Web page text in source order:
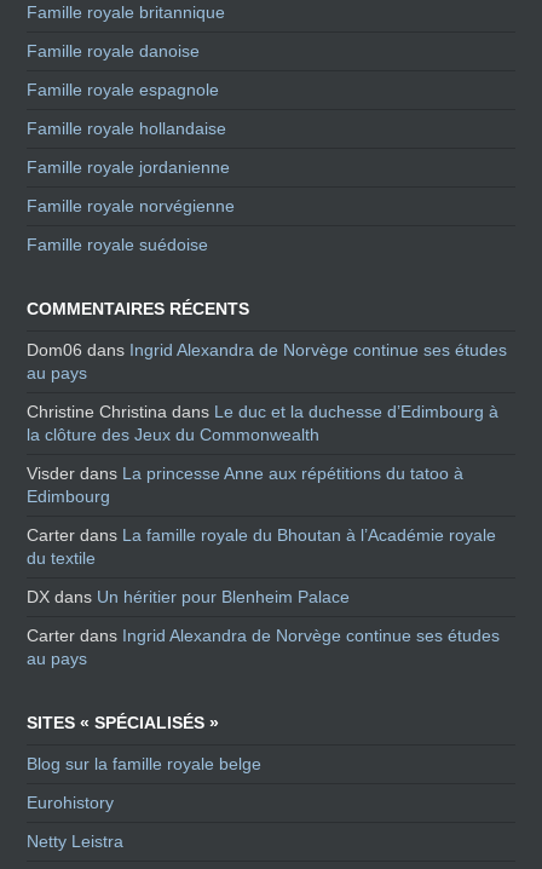
Famille royale britannique
Famille royale danoise
Famille royale espagnole
Famille royale hollandaise
Famille royale jordanienne
Famille royale norvégienne
Famille royale suédoise
COMMENTAIRES RÉCENTS
Dom06 dans Ingrid Alexandra de Norvège continue ses études
au pays
Christine Christina dans Le duc et la duchesse d’Edimbourg à
la clôture des Jeux du Commonwealth
Visder dans La princesse Anne aux répétitions du tatoo à
Edimbourg
Carter dans La famille royale du Bhoutan à l’Académie royale
du textile
DX dans Un héritier pour Blenheim Palace
Carter dans Ingrid Alexandra de Norvège continue ses études
au pays
SITES « SPÉCIALISÉS »
Blog sur la famille royale belge
Eurohistory
Netty Leistra